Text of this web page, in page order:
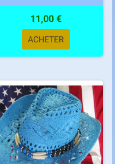
11,00 €
ACHETER